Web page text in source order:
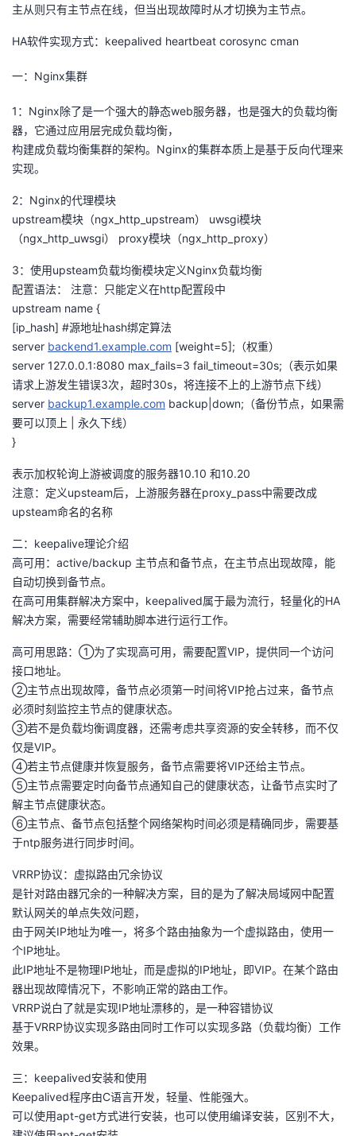
主从则只有主节点在线，但当出现故障时从才切换为主节点。
HA软件实现方式：keepalived heartbeat corosync cman
一：Nginx集群
1：Nginx除了是一个强大的静态web服务器，也是强大的负载均衡
器，它通过应用层完成负载均衡，
构建成负载均衡集群的架构。Nginx的集群本质上是基于反向代理来
实现。
2：Nginx的代理模块
upstream模块（ngx_http_upstream） uwsgi模块
（ngx_http_uwsgi） proxy模块（ngx_http_proxy）
3：使用upsteam负载均衡模块定义Nginx负载均衡
配置语法： 注意：只能定义在http配置段中
upstream name {
[ip_hash] #源地址hash绑定算法
server backend1.example.com [weight=5];（权重）
server 127.0.0.1:8080 max_fails=3 fail_timeout=30s;（表示如果
请求上游发生错误3次，超时30s，将连接不上的上游节点下线）
server backup1.example.com backup|down;（备份节点，如果需
要可以顶上 | 永久下线）
}
表示加权轮询上游被调度的服务器10.10 和10.20
注意：定义upsteam后，上游服务器在proxy_pass中需要改成
upsteam命名的名称
二：keepalive理论介绍
高可用：active/backup 主节点和备节点，在主节点出现故障，能
自动切换到备节点。
在高可用集群解决方案中，keepalived属于最为流行，轻量化的HA
解决方案，需要经常辅助脚本进行运行工作。
高可用思路：①为了实现高可用，需要配置VIP，提供同一个访问
接口地址。
②主节点出现故障，备节点必须第一时间将VIP抢占过来，备节点
必须时刻监控主节点的健康状态。
③若不是负载均衡调度器，还需考虑共享资源的安全转移，而不仅
仅是VIP。
④若主节点健康并恢复服务，备节点需要将VIP还给主节点。
⑤主节点需要定时向备节点通知自己的健康状态，让备节点实时了
解主节点健康状态。
⑥主节点、备节点包括整个网络架构时间必须是精确同步，需要基
于ntp服务进行同步时间。
VRRP协议：虚拟路由冗余协议
是针对路由器冗余的一种解决方案，目的是为了解决局域网中配置
默认网关的单点失效问题，
由于网关IP地址为唯一，将多个路由抽象为一个虚拟路由，使用一
个IP地址。
此IP地址不是物理IP地址，而是虚拟的IP地址，即VIP。在某个路由
器出现故障情况下，不影响正常的路由工作。
VRRP说白了就是实现IP地址漂移的，是一种容错协议
基于VRRP协议实现多路由同时工作可以实现多路（负载均衡）工作
效果。
三：keepalived安装和使用
Keepalived程序由C语言开发，轻量、性能强大。
可以使用apt-get方式进行安装，也可以使用编译安装，区别不大，